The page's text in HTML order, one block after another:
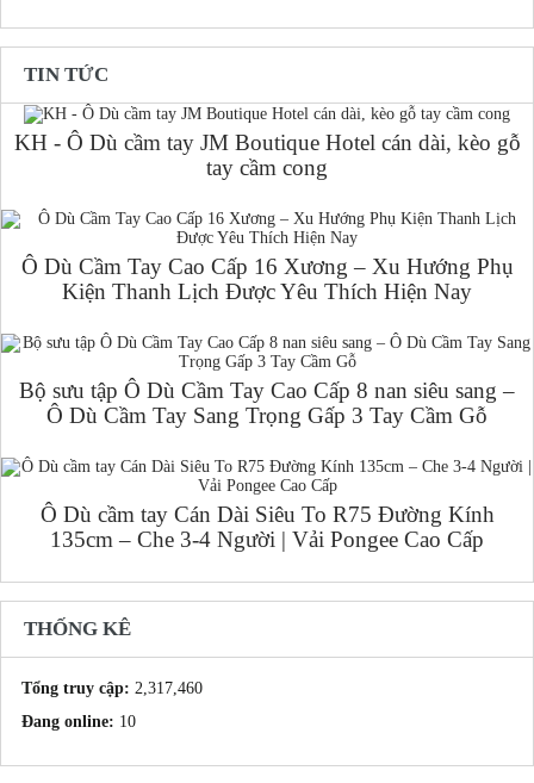
TIN TỨC
KH - Ô Dù cầm tay JM Boutique Hotel cán dài, kèo gỗ
tay cầm cong
Ô Dù Cầm Tay Cao Cấp 16 Xương – Xu Hướng Phụ
Kiện Thanh Lịch Được Yêu Thích Hiện Nay
Bộ sưu tập Ô Dù Cầm Tay Cao Cấp 8 nan siêu sang –
Ô Dù Cầm Tay Sang Trọng Gấp 3 Tay Cầm Gỗ
Ô Dù cầm tay Cán Dài Siêu To R75 Đường Kính
135cm – Che 3-4 Người | Vải Pongee Cao Cấp
THỐNG KÊ
Tổng truy cập: 2,317,460
Đang online: 10